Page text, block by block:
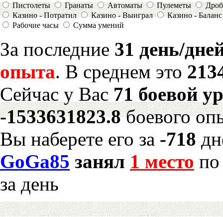
Пистолеты
Гранаты Автоматы Пулеметы
Казино - Потратил
Казино - Выиграл
Казино - Баланс
Рабочие часы
Сумма умений
За последние 31 день/
опыта. В среднем это
Сейчас у Вас 71 боевой
-1533631823.8боевого
Вы наберете его за -718
GoGa85 занял 1 место по
за день